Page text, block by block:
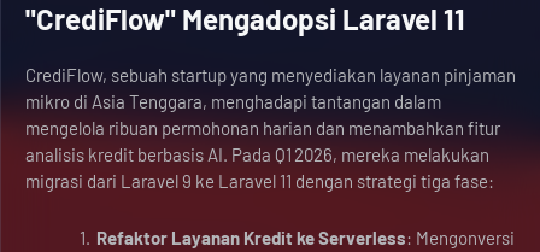
"CrediFlow" Mengadopsi Laravel 11
CrediFlow, sebuah startup yang menyediakan layanan pinjaman
mikro di Asia Tenggara, menghadapi tantangan dalam
mengelola ribuan permohonan harian dan menambahkan fitur
analisis kredit berbasis AI. Pada Q1 2026, mereka melakukan
migrasi dari Laravel 9 ke Laravel 11 dengan strategi tiga fase:
Refaktor Layanan Kredit ke Serverless: Mengonversi